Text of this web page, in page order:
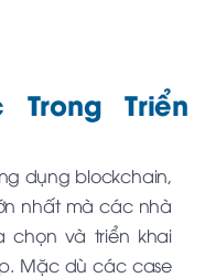
Trong Triển
dụng blockchain,
nhất mà các nhà
chọn và triển khai
Mặc dù các case